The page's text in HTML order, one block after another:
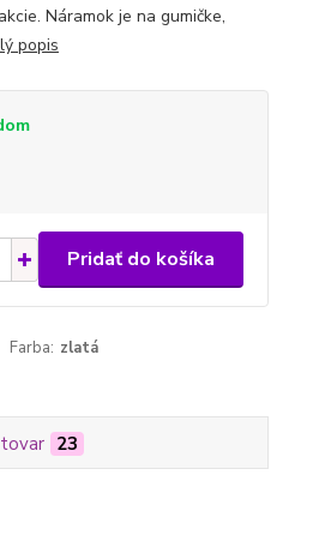
Náramok je na gumičke,
popis
Pridať do košíka
Farba: zlatá
23